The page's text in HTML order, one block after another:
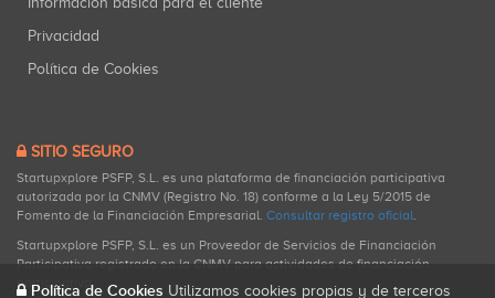
Privacidad
Política de Cookies
SITIO SEGURO
Startupxplore PSFP, S.L. es una plataforma de financiación participativa
autorizada por la CNMV (Registro No. 18) conforme a la Ley 5/2015 de
Fomento de la Financiación Empresarial. Consultar registro oficial.
Startupxplore PSFP, S.L. es un Proveedor de Servicios de Financiación
Participativa registrado en la CNMV para actividades de financiación
participativa.
Política de Cookies Utilizamos cookies propias y de terceros